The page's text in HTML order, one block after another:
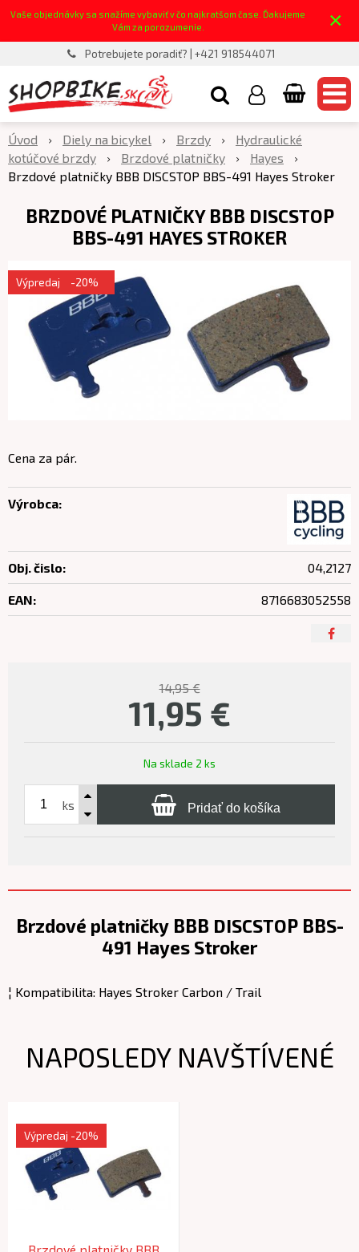
Vaše objednávky sa snažíme vybaviť v čo najkratšom čase. Ďakujeme
Vám za porozumenie.
×
Potrebujete poradiť? | +421 918544071
Úvod Diely na bicykel Brzdy
Hydraulické
kotúčové brzdy
Brzdové platničky
Hayes
Brzdové platničky BBB DISCSTOP BBS-491 Hayes Stroker
BRZDOVÉ PLATNIČKY BBB DISCSTOP
BBS-491 HAYES STROKER
Výpredaj -20%
14,95 €
11,95 €
Na sklade 2 ks
ks Pridať do košíka
Cena za pár.
Výrobca:
Obj. čislo: 04,2127
EAN: 8716683052558
Brzdové platničky BBB DISCSTOP BBS-
491 Hayes Stroker
¦ Kompatibilita: Hayes Stroker Carbon / Trail
NAPOSLEDY NAVŠTÍVENÉ
Výpredaj -20%